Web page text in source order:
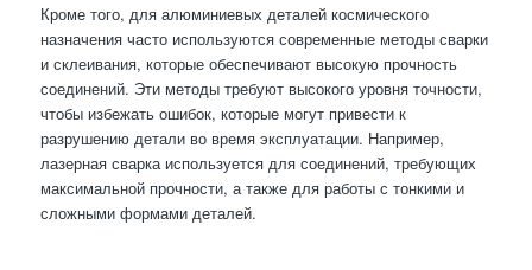
Кроме того, для алюминиевых деталей космического
назначения часто используются современные методы сварки
и склеивания, которые обеспечивают высокую прочность
соединений. Эти методы требуют высокого уровня точности,
чтобы избежать ошибок, которые могут привести к
разрушению детали во время эксплуатации. Например,
лазерная сварка используется для соединений, требующих
максимальной прочности, а также для работы с тонкими и
сложными формами деталей.